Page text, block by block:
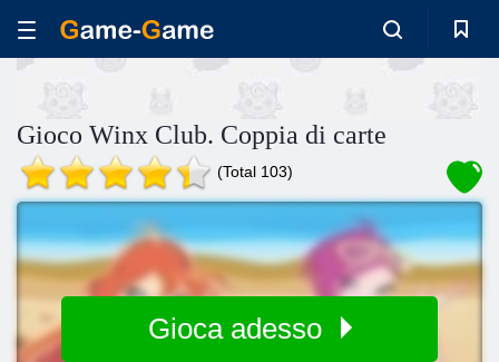
Gioco Winx Club. Coppia di carte
(Total 103)
Gioca adesso